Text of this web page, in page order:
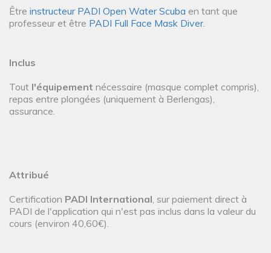
Être instructeur PADI Open Water Scuba en tant que
professeur et être PADI Full Face Mask Diver.
Inclus
Tout l'équipement nécessaire (masque complet compris),
repas entre plongées (uniquement à Berlengas),
assurance.
Attribué
Certification PADI International, sur paiement direct à
PADI de l'application qui n'est pas inclus dans la valeur du
cours (environ 40,60€).